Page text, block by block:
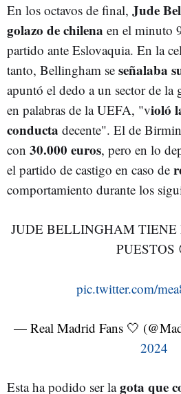
En los octavos de final, Jude
golazo de chilena en el minuto
partido ante Eslovaquia. En la
tanto, Bellingham se señalaba
apuntó el dedo a un sector de la
en palabras de la UEFA, "violó
conducta decente". El de
con 30.000 euros, pero en lo
el partido de castigo en caso de
comportamiento durante los
JUDE BELLINGHAM TIENE
PUESTOS
pic.twitter.com/
— Real Madrid Fans 🤍
2024
Esta ha podido ser lagota que